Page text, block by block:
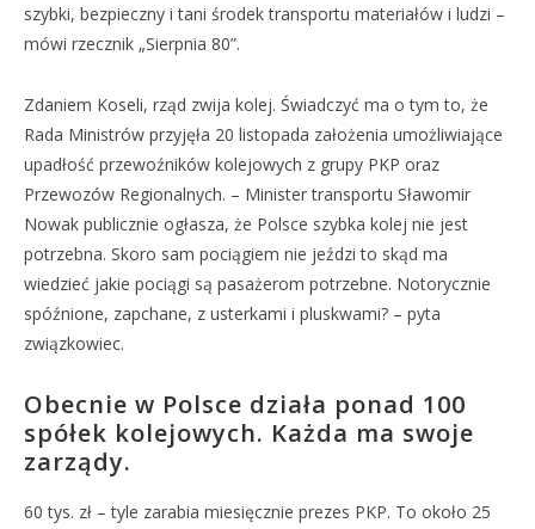
szybki, bezpieczny i tani środek transportu materiałów i ludzi –
mówi rzecznik „Sierpnia 80”.
Zdaniem Koseli, rząd zwija kolej. Świadczyć ma o tym to, że
Rada Ministrów przyjęła 20 listopada założenia umożliwiające
upadłość przewoźników kolejowych z grupy PKP oraz
Przewozów Regionalnych. – Minister transportu Sławomir
Nowak publicznie ogłasza, że Polsce szybka kolej nie jest
potrzebna. Skoro sam pociągiem nie jeździ to skąd ma
wiedzieć jakie pociągi są pasażerom potrzebne. Notorycznie
spóźnione, zapchane, z usterkami i pluskwami? – pyta
związkowiec.
Obecnie w Polsce działa ponad 100
spółek kolejowych. Każda ma swoje
zarządy.
60 tys. zł – tyle zarabia miesięcznie prezes PKP. To około 25